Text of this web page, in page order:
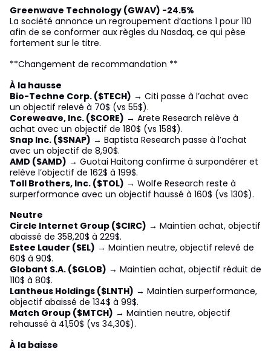
Greenwave Technology (GWAV) -24.5%
La société annonce un regroupement d’actions 1 pour 110
afin de se conformer aux règles du Nasdaq, ce qui pèse
fortement sur le titre.
**Changement de recommandation **
À la hausse
Bio-Techne Corp. ($TECH) → Citi passe à l’achat avec
un objectif relevé à 70$ (vs 55$).
Coreweave, Inc. ($CORE) → Arete Research relève à
achat avec un objectif de 180$ (vs 158$).
Snap Inc. ($SNAP) → Baptista Research passe à l’achat
avec un objectif de 8,90$.
AMD ($AMD) → Guotai Haitong confirme à surpondérer et
relève l’objectif de 162$ à 199$.
Toll Brothers, Inc. ($TOL) → Wolfe Research reste à
surperformance avec un objectif haussé à 160$ (vs 130$).
Neutre
Circle Internet Group ($CIRC) → Maintien achat, objectif
abaissé de 358,20$ à 229$.
Estee Lauder ($EL) → Maintien neutre, objectif relevé de
60$ à 90$.
Globant S.A. ($GLOB) → Maintien achat, objectif réduit de
110$ à 80$.
Lantheus Holdings ($LNTH) → Maintien surperformance,
objectif abaissé de 134$ à 99$.
Match Group ($MTCH) → Maintien neutre, objectif
rehaussé à 41,50$ (vs 34,30$).
À la baisse